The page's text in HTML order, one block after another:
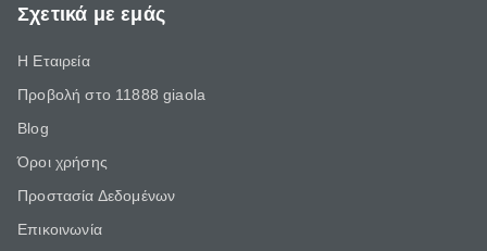
Σχετικά με εμάς
Η Εταιρεία
Προβολή στο 11888 giaola
Blog
Όροι χρήσης
Προστασία Δεδομένων
Επικοινωνία